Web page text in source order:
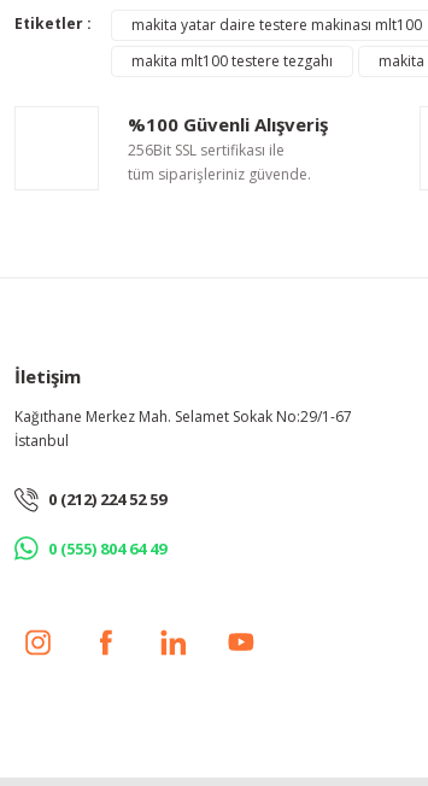
12.312,94 TL
Etiketler : makita yatar daire testere makinası mlt100
makita mlt100 testere tezgahı
makita
%100 Güvenli Alışveriş
256Bit SSL sertifikası ile
tüm siparişleriniz güvende.
İletişim
Kağıthane Merkez Mah. Selamet Sokak No:29/1-67
İstanbul
0 (212) 224 52 59
0 (555) 804 64 49